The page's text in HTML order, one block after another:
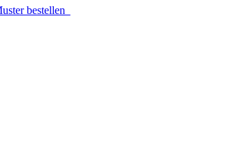
bestellen